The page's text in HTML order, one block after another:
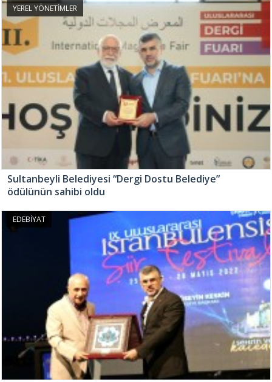
YEREL YÖNETİMLER
Sultanbeyli Belediyesi “Dergi Dostu Belediye”
ödülünün sahibi oldu
EDEBİYAT